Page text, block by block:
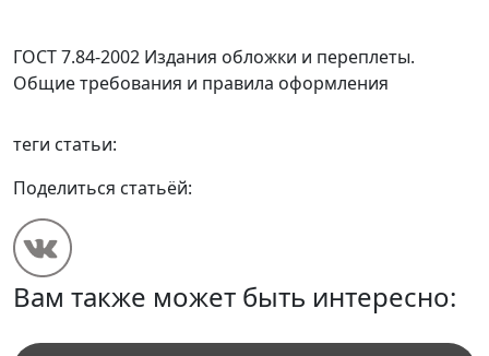
ГОСТ 7.84-2002 Издания обложки и переплеты.
Общие требования и правила оформления
теги статьи:
Поделиться статьёй:
Вам также может быть интересно: